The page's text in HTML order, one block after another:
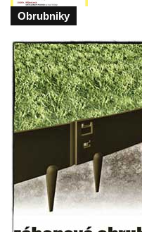
Socha svatého Václava
Semilech
Socha svatého Josefa
dominikánů v Českých
Socha svaté Anny na
dominikánů v Českých
Socha svatého
kláštera dominikánů v
Budějovicích
Sousoší Kalvárie před
dominikánů u
Českých Budějovicích
Obrubniky